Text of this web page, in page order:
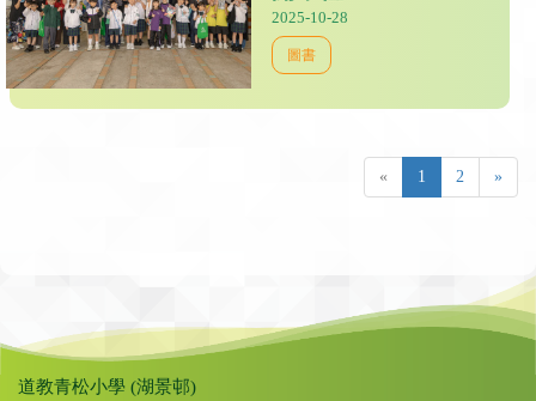
2025-10-28
圖書
« 1 2 »
道教青松小學 (湖景邨)